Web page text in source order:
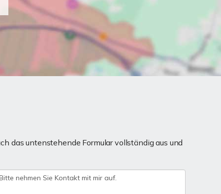
das untenstehende Formular vollständig aus und